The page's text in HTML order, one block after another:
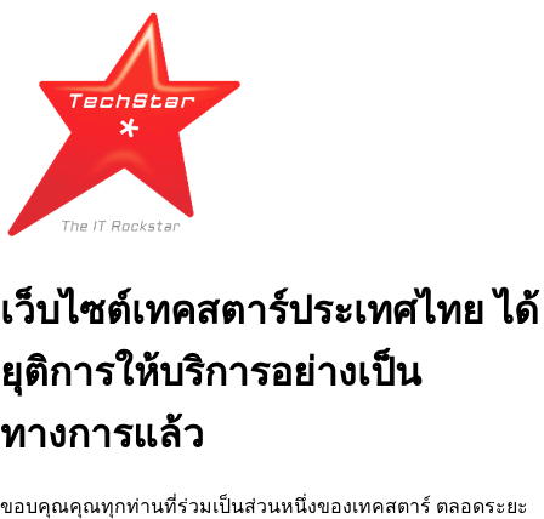
เว็บไซต์เทคสตาร์ประเทศไทย ได้
ยุติการให้บริการอย่างเป็น
ทางการแล้ว
ขอบคุณคุณทุกท่านที่ร่วมเป็นส่วนหนึ่งของเทคสตาร์ ตลอดระยะ